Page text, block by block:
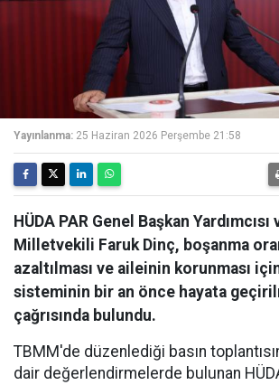
Yayınlanma: 25 Haziran 2026 Perşembe 21:58
HÜDA PAR Genel Başkan
Milletvekili Faruk Dinç, boşanma
azaltılması ve aileinin korunması
sisteminin bir an önce hayata
çağrısında bulundu.
TBMM'de düzenlediği basın
dair değerlendirmelerde bulunan